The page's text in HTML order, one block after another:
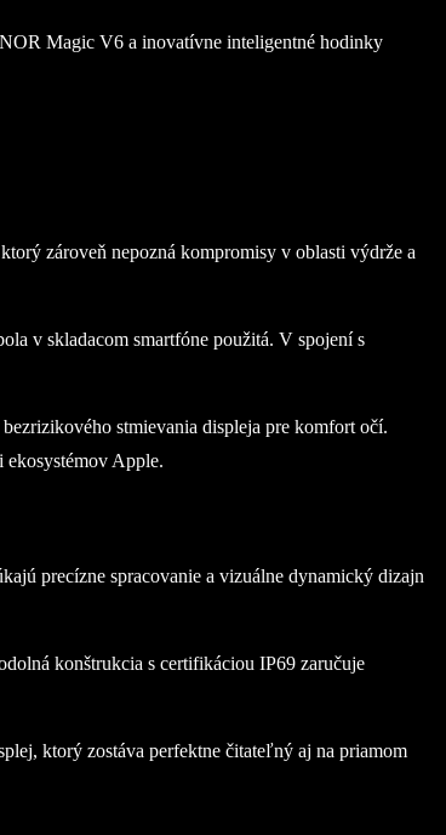
Magic V6 a inovatívne inteligentné hodinky
zároveň nepozná kompromisy v oblasti výdrže a
v skladacom smartfóne použitá. V spojení s
stmievania displeja pre komfort očí.
Apple.
precízne spracovanie a vizuálne dynamický dizajn
konštrukcia s certifikáciou IP69 zaručuje
ktorý zostáva perfektne čitateľný aj na priamom